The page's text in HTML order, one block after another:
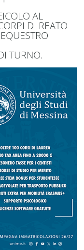
AL
DI REATO
TURNO.